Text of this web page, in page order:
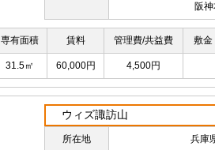
阪
専有面積 賃料 管理費/共益費 敷金
31.5㎡ 60,000円 4,500円
ウィズ諏訪山
所在地 兵庫